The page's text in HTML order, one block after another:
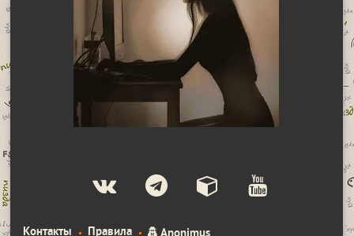
Контакты Правила